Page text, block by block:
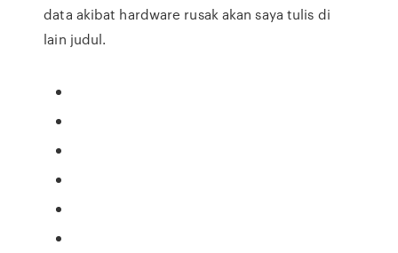
data akibat hardware rusak akan saya tulis di
lain judul.